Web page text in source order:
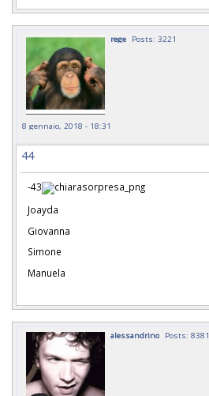
rege Posts: 3221
8 gennaio, 2018 - 18:31
44
-43
Joayda
Giovanna
Simone
Manuela
alessandrino Posts: 8381